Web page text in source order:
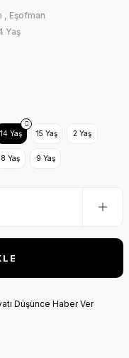
, Eşofman
Yaş
14 Yaş 15 Yaş 2 Yaş
8 Yaş 9 Yaş
Düşünce Haber Ver